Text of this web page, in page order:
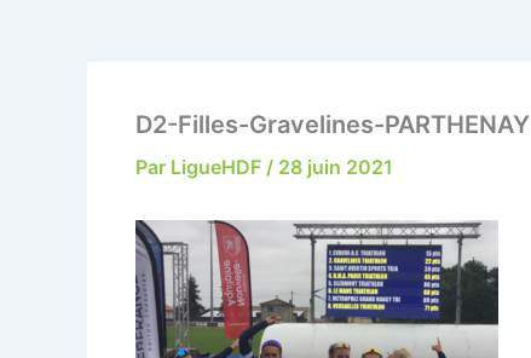
D2-Filles-Gravelines-PARTHENAY
Par LigueHDF / 28 juin 2021